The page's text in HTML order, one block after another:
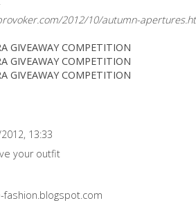
2012/10/autumn-
GIVEAWAY COMPETITION
GIVEAWAY COMPETITION
GIVEAWAY COMPETITION
13:33
your outfit